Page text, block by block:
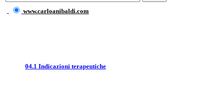
www.carloanibaldi.com
04.1 Indicazioni terapeutiche